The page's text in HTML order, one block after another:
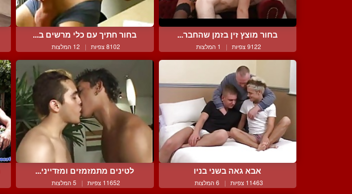
בחור מוצץ זין בזמן שהחבר...
9122 צפיות | 1 המלצות
בחור חתיך עם כלי מרשים ב...
8102 צפיות | 12 המלצות
אבא גאה בשני בניו
11463 צפיות | 6 המלצות
לטינים מתמזמזים ומזדייני...
11652 צפיות | 5 המלצות